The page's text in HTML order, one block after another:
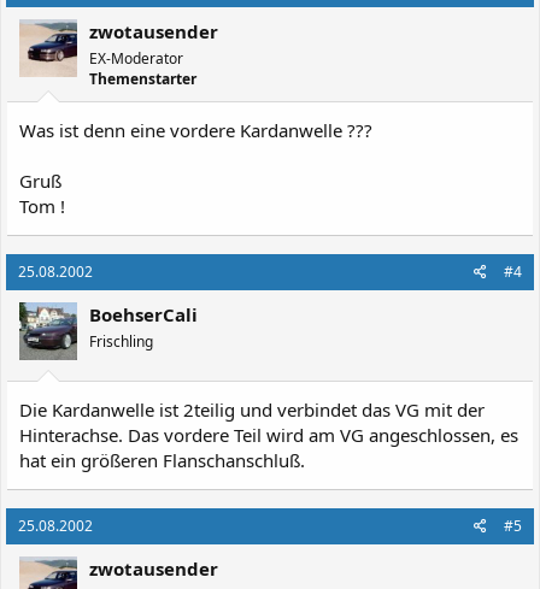
zwotausender
EX-Moderator
Themenstarter
Was ist denn eine vordere Kardanwelle ???
Gruß
Tom !
25.08.2002 #4
BoehserCali
Frischling
Die Kardanwelle ist 2teilig und verbindet das VG mit der
Hinterachse. Das vordere Teil wird am VG angeschlossen, es
hat ein größeren Flanschanschluß.
25.08.2002 #5
zwotausender